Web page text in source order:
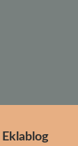
Eklablog